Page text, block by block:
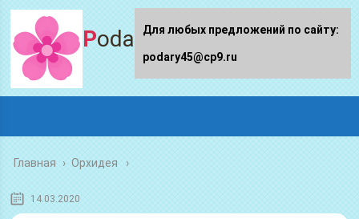
Podary45.ru
Главная › Орхидея
14.03.2020
Для любых предложений по сайту:
podary45@cp9.ru